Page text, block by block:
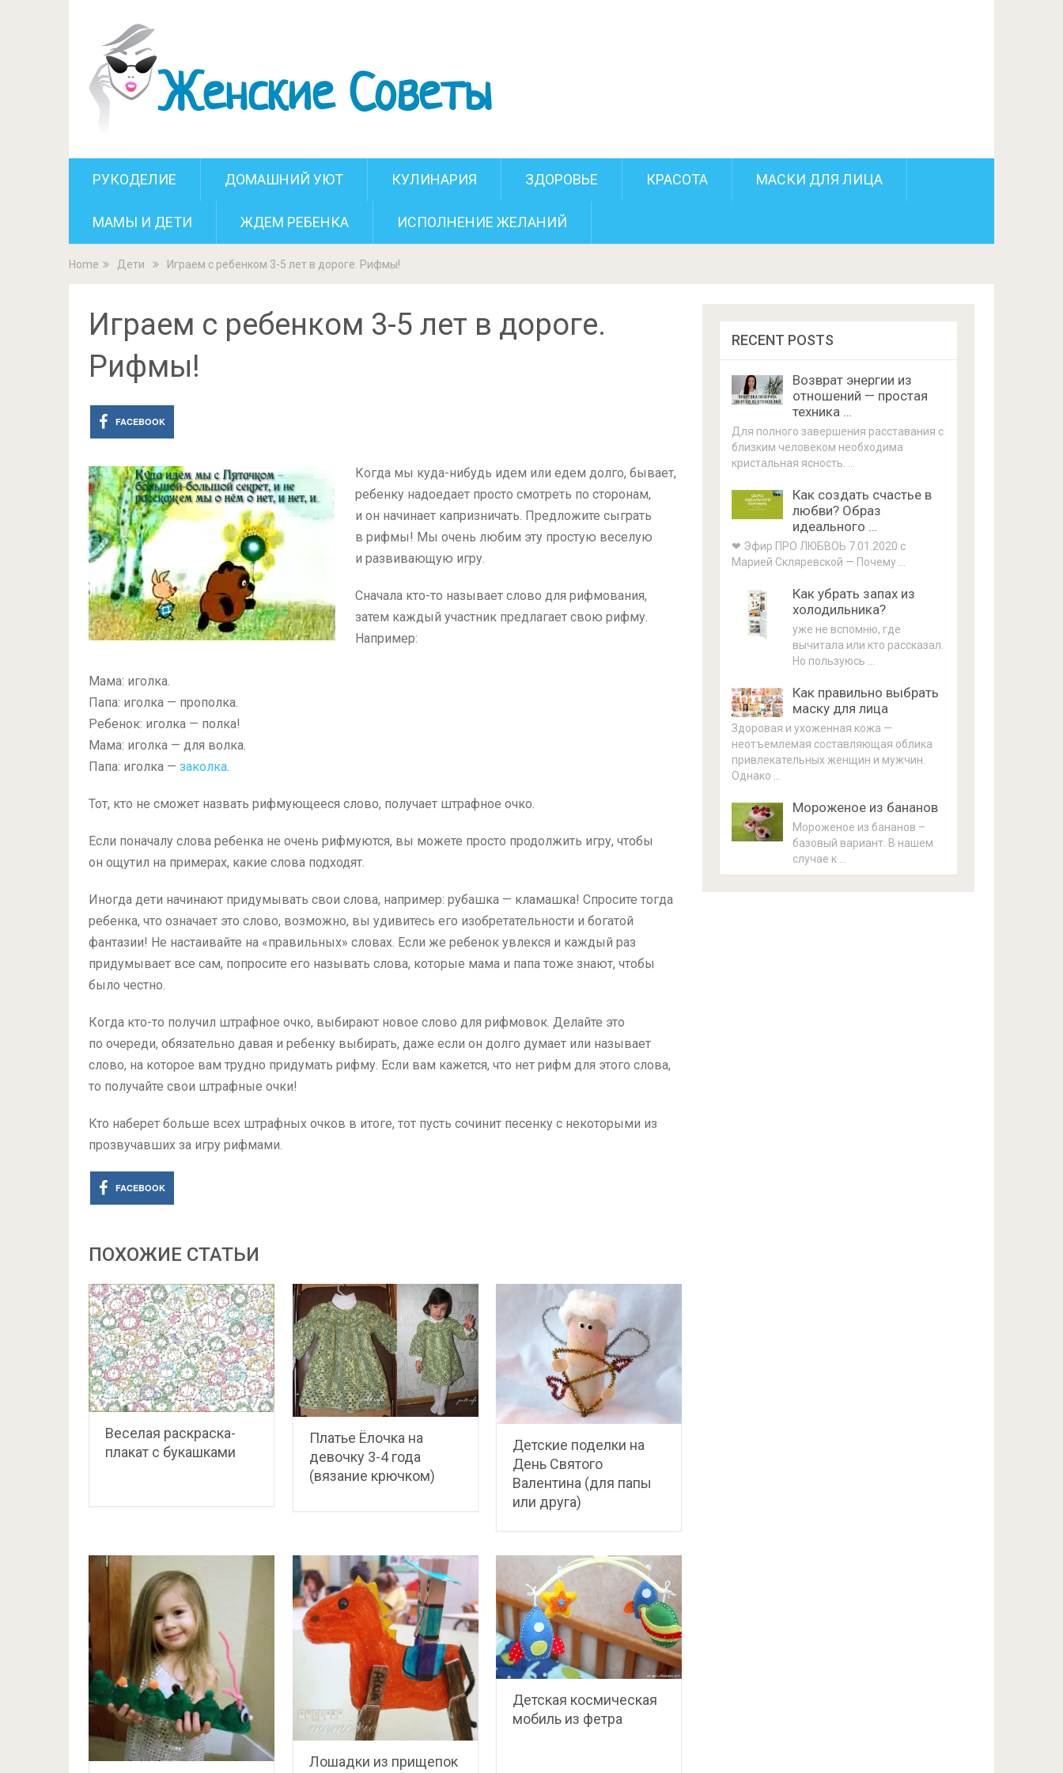
РУКОДЕЛИЕ ДОМАШНИЙ УЮТ КУЛИНАРИЯ ЗДОРОВЬЕ КРАСОТА МАСКИ ДЛЯ ЛИЦА
МАМЫ И ДЕТИ ЖДЕМ РЕБЕНКА ИСПОЛНЕНИЕ ЖЕЛАНИЙ
Home Дети Играем с ребенком 3-5 лет в дороге. Рифмы!
Играем с ребенком 3-5 лет в дороге.
Рифмы!
FACEBOOK
Когда мы куда-нибудь идем или едем долго, бывает,
ребенку надоедает просто смотреть по сторонам,
и он начинает капризничать. Предложите сыграть
в рифмы! Мы очень любим эту простую веселую
и развивающую игру.
Сначала кто-то называет слово для рифмования,
затем каждый участник предлагает свою рифму.
Например:
Мама: иголка.
Папа: иголка — прополка.
Ребенок: иголка — полка!
Мама: иголка — для волка.
Папа: иголка — заколка.
Тот, кто не сможет назвать рифмующееся слово, получает штрафное очко.
Если поначалу слова ребенка не очень рифмуются, вы можете просто продолжить игру, чтобы
он ощутил на примерах, какие слова подходят.
Иногда дети начинают придумывать свои слова, например: рубашка — кламашка! Спросите тогда
ребенка, что означает это слово, возможно, вы удивитесь его изобретательности и богатой
фантазии! Не настаивайте на «правильных» словах. Если же ребенок увлекся и каждый раз
придумывает все сам, попросите его называть слова, которые мама и папа тоже знают, чтобы
было честно.
Когда кто-то получил штрафное очко, выбирают новое слово для рифмовок. Делайте это
по очереди, обязательно давая и ребенку выбирать, даже если он долго думает или называет
слово, на которое вам трудно придумать рифму. Если вам кажется, что нет рифм для этого слова,
то получайте свои штрафные очки!
Кто наберет больше всех штрафных очков в итоге, тот пусть сочинит песенку с некоторыми из
прозвучавших за игру рифмами.
FACEBOOK
ПОХОЖИЕ СТАТЬИ
Веселая раскраска-
плакат с букашками
Платье Ёлочка на
девочку 3-4 года
(вязание крючком)
Детские поделки на
День Святого
Валентина (для папы
или друга)
Лошадки из прищепок
Детская космическая
мобиль из фетра
RECENT POSTS
Возврат энергии из
отношений — простая
техника …
Для полного завершения расставания с
близким человеком необходима
кристальная ясность. …
Как создать счастье в
любви? Образ
идеального …
❤ Эфир ПРО ЛЮБВОЬ 7.01.2020 с
Марией Скляревской — Почему …
Как убрать запах из
холодильника?
уже не вспомню, где
вычитала или кто рассказал.
Но пользуюсь …
Как правильно выбрать
маску для лица
Здоровая и ухоженная кожа —
неотъемлемая составляющая облика
привлекательных женщин и мужчин.
Однако …
Мороженое из бананов
Мороженое из бананов –
базовый вариант. В нашем
случае к …